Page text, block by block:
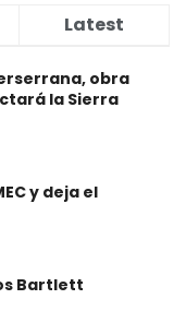
Latest
obra
la Sierra
y deja el
Bartlett